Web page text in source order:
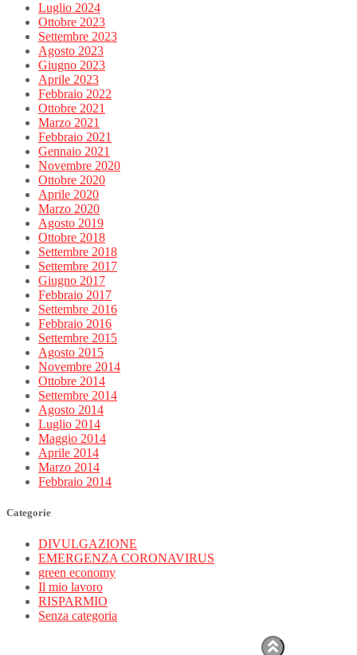
Luglio 2024
Ottobre 2023
Settembre 2023
Agosto 2023
Giugno 2023
Aprile 2023
Febbraio 2022
Ottobre 2021
Marzo 2021
Febbraio 2021
Gennaio 2021
Novembre 2020
Ottobre 2020
Aprile 2020
Marzo 2020
Agosto 2019
Ottobre 2018
Settembre 2018
Settembre 2017
Giugno 2017
Febbraio 2017
Settembre 2016
Febbraio 2016
Settembre 2015
Agosto 2015
Novembre 2014
Ottobre 2014
Settembre 2014
Agosto 2014
Luglio 2014
Maggio 2014
Aprile 2014
Marzo 2014
Febbraio 2014
Categorie
DIVULGAZIONE
EMERGENZA CORONAVIRUS
green economy
Il mio lavoro
RISPARMIO
Senza categoria